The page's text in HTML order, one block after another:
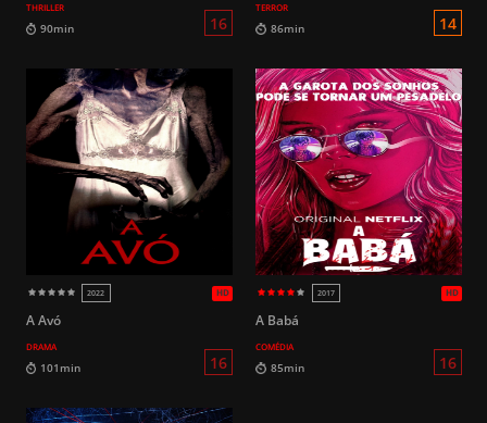
THRILLER TERROR
A Avó
DRAMA
A Babá
COMÉDIA